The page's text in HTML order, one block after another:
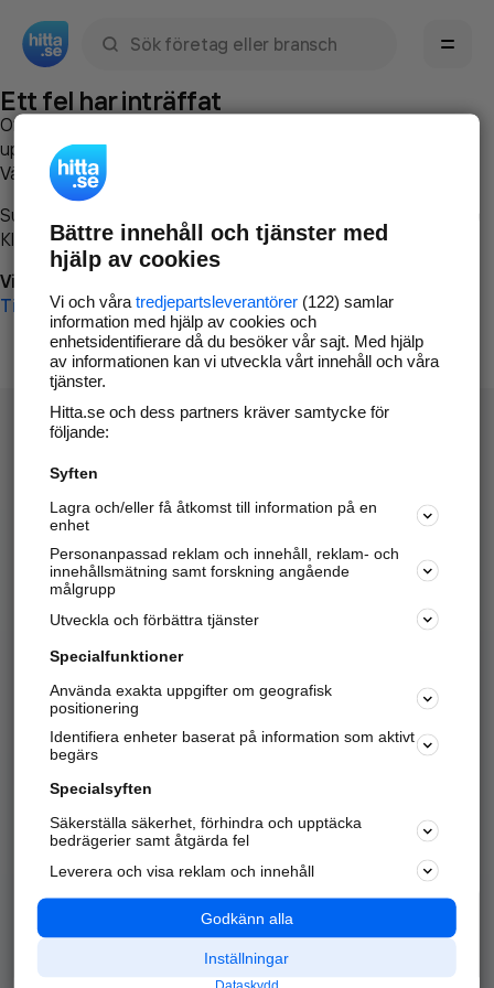
Ett fel har inträffat
Om du vill kan du
uppstod så att vi lättare och snabbare kan avhjälpa det.
Vänligen försök med följande:
Surfa till
Klicka påTillbaka-knappen i webbläsaren och försök igen
Vi beklagar besväret!
Till startsidan
Hitta.se - Gratis nummerupplysning.
Sök företag, personer och platser.
Hitta telefonnummer, adresser, företagsinfo mm.
Marknadsför företaget
Kom igång och annonsera mot
samarbetspartners nära dig.
Alla kategorier
Populära sökningar
API & Kartor
Annonsera
Integritet
Nödnummer
Bättre innehåll och tjänster med
hjälp av cookies
Vi och våra tredjepartsleverantörer(122) samlar
information med hjälp av cookies och
enhetsidentifierare då du besöker vår sajt. Med hjälp
av informationen kan vi utveckla vårt innehåll och våra
tjänster.
Hitta.se och dess partners kräver samtycke för
följande:
Syften
Lagra och/eller få åtkomst till information på en
enhet
Personanpassad reklam och innehåll, reklam- och
innehållsmätning samt forskning angående
målgrupp
Utveckla och förbättra tjänster
Specialfunktioner
Använda exakta uppgifter om geografisk
positionering
Identifiera enheter baserat på information som aktivt
begärs
Specialsyften
Säkerställa säkerhet, förhindra och upptäcka
bedrägerier samt åtgärda fel
Leverera och visa reklam och innehåll
Godkänn alla
Inställningar
Dataskydd